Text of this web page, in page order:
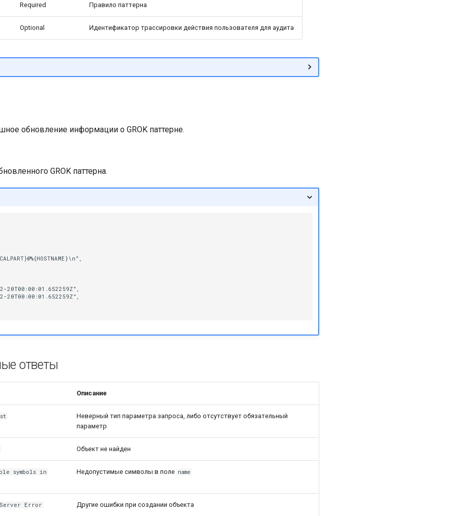
Required Правило паттерна
Optional Идентификатор трассировки действия пользователя для аудита
обновление информации о GROK паттерне.
GROK паттерна.
20T00:00:01.652259Z",
20T00:00:01.652259Z",
ответы
Описание
Неверный тип параметра запроса, либо отсутствует обязательный
параметр
Объект не найден
symbols in
Недопустимые символы в поле name
Error Другие ошибки при создании объекта